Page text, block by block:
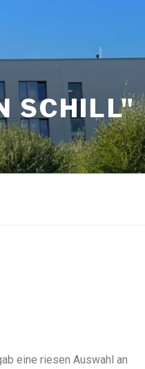
SCHILL"
eine riesen Auswahl an